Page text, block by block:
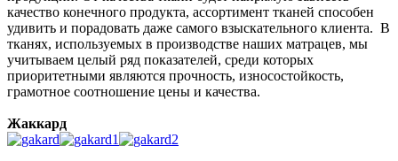
качество конечного продукта, ассортимент тканей способен
удивить и порадовать даже самого взыскательного клиента. В
тканях, используемых в производстве наших матрацев, мы
учитываем целый ряд показателей, среди которых
приоритетными являются прочность, износостойкость,
грамотное соотношение цены и качества.
Жаккард